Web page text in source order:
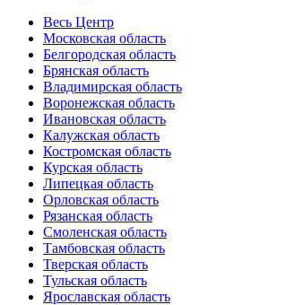
Весь Центр
Московская область
Белгородская область
Брянская область
Владимирская область
Воронежская область
Ивановская область
Калужская область
Костромская область
Курская область
Липецкая область
Орловская область
Рязанская область
Смоленская область
Тамбовская область
Тверская область
Тульская область
Ярославская область